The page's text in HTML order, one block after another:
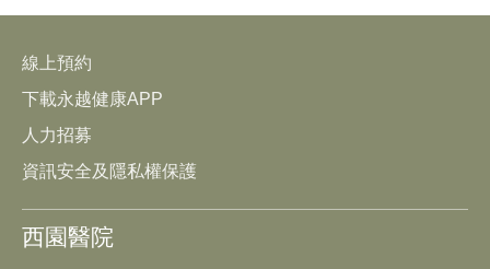
線上預約
下載永越健康APP
人力招募
資訊安全及隱私權保護
西園醫院